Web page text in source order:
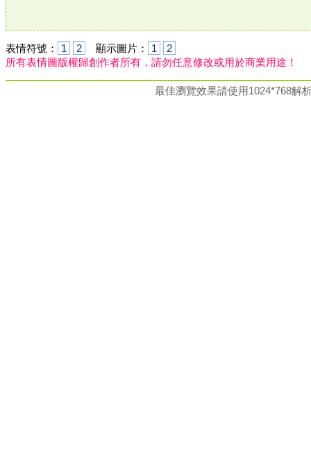
表情符號： 1 2 顯示圖片： 1
2
所有表情圖版權歸創作者所有，請勿任意修改或用於商業用途！
最佳瀏覽效果請使用